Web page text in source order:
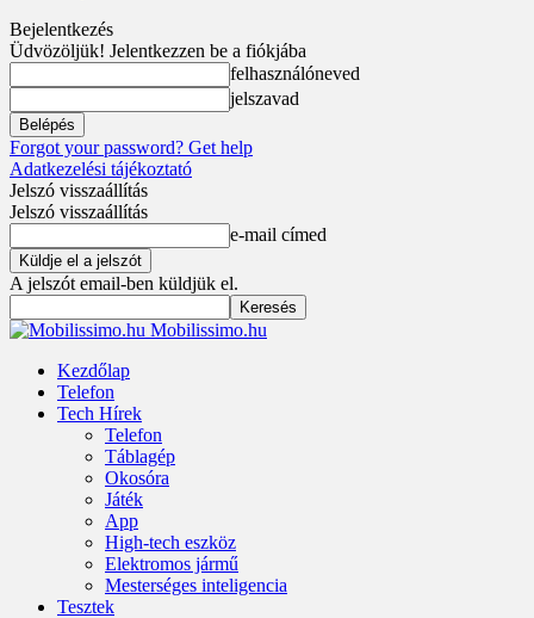
Bejelentkezés
Üdvözöljük! Jelentkezzen be a fiókjába
felhasználóneved
jelszavad
Forgot your password? Get help
Adatkezelési tájékoztató
Jelszó visszaállítás
Jelszó visszaállítás
e-mail címed
A jelszót email-ben küldjük el.
Mobilissimo.hu
Kezdőlap
Telefon
Tech Hírek
Telefon
Táblagép
Okosóra
Játék
App
High-tech eszköz
Elektromos jármű
Mesterséges inteligencia
Tesztek